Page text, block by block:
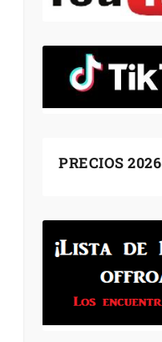
PRECIOS 2026